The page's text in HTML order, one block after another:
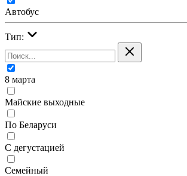
Автобус
Тип:
8 марта
Майские выходные
По Беларуси
С дегустацией
Семейный